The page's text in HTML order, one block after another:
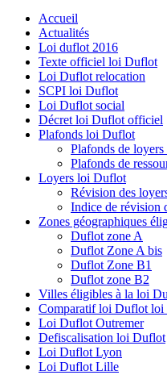
Accueil
Actualités
Loi duflot 2016
Texte officiel loi Duflot
Loi Duflot relocation
SCPI loi Duflot
Loi Duflot social
Décret loi Duflot officiel
Plafonds loi Duflot
Plafonds de
Plafonds de
Loyers loi Duflot
Révision des
Indice de révision
Zones géographiques
Duflot zone A
Duflot Zone A bis
Duflot Zone B1
Duflot zone B2
Villes éligibles à la loi
Comparatif loi Duflot loi
Loi Duflot Outremer
Defiscalisation loi Duflot
Loi Duflot Lyon
Loi Duflot Lille